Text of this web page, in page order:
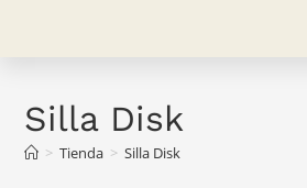
Silla Disk
> Tienda > Silla Disk